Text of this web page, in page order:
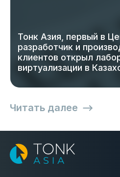
Тонк Азия, первый в
разработчик и
клиентов открыл
виртуализации в
Читать далее